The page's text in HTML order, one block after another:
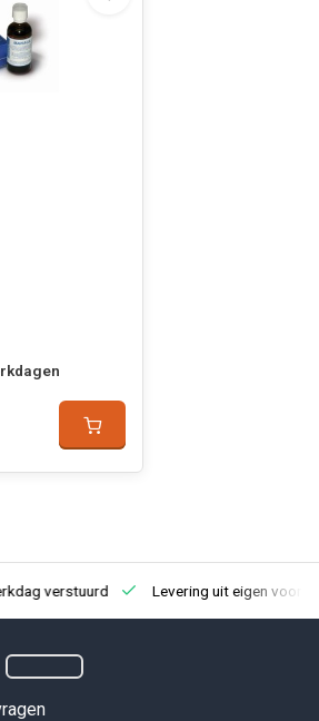
verstuurd Levering uit eigen